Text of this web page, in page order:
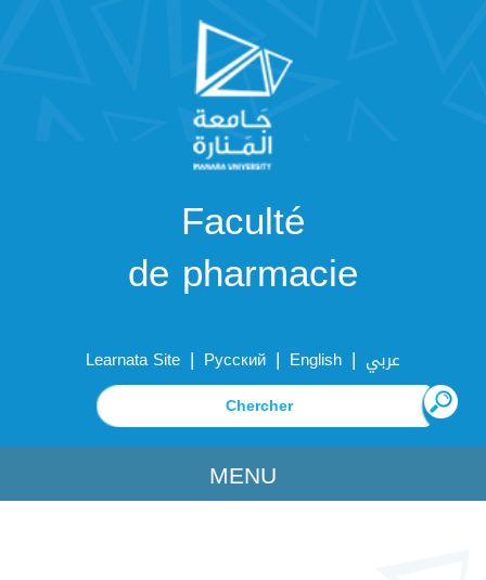
Faculté
de pharmacie
Learnata Site | Русский | English | عربي
MENU